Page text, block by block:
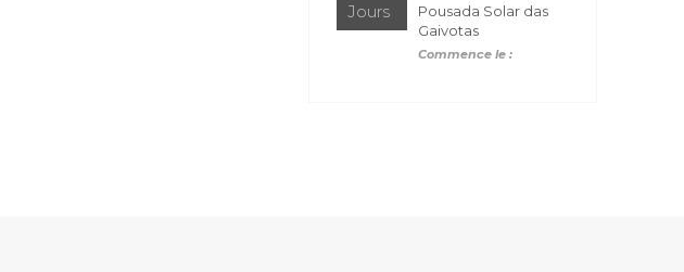
Jours
Pousada Solar das
Gaivotas
Commence le :